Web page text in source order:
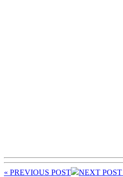
« PREVIOUS POST NEXT POST